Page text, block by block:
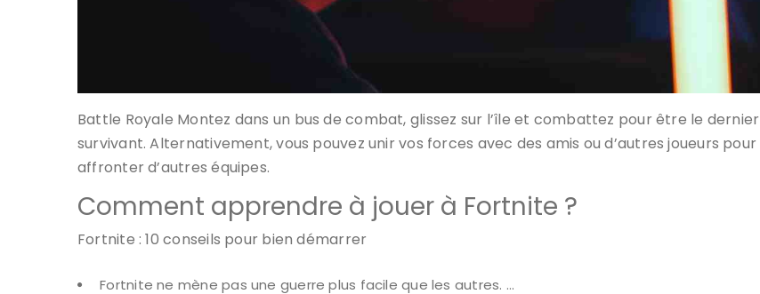
Battle Royale Montez dans un bus de combat, glissez sur l’île et combattez pour être le dernier
survivant. Alternativement, vous pouvez unir vos forces avec des amis ou d’autres joueurs pour
affronter d’autres équipes.
Comment apprendre à jouer à Fortnite ?
Fortnite : 10 conseils pour bien démarrer
Fortnite ne mène pas une guerre plus facile que les autres. …